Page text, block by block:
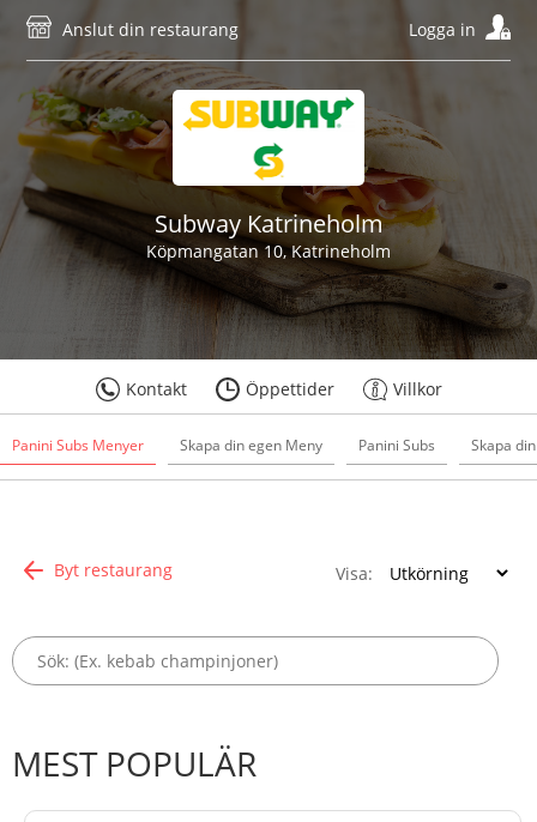
Logga in
Anslut din restaurang
Subway Katrineholm
Köpmangatan 10, Katrineholm
Kontakt Öppettider Villkor
Panini Subs Menyer Skapa din egen Meny Panini Subs Skapa
Byt restaurang Visa:
MEST POPULÄR